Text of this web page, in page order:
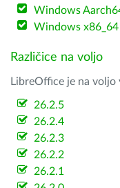
Windows
Windows x86_64
Različice na voljo
LibreOffice je na voljo
26.2.5
26.2.4
26.2.3
26.2.2
26.2.1